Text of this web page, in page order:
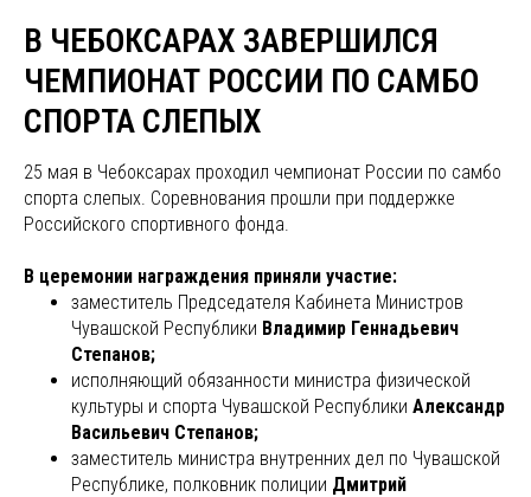
В ЧЕБОКСАРАХ ЗАВЕРШИЛСЯ
ЧЕМПИОНАТ РОССИИ ПО САМБО
СПОРТА СЛЕПЫХ
25 мая в Чебоксарах проходил чемпионат России по самбо
спорта слепых. Соревнования прошли при поддержке
Российского спортивного фонда.
В церемонии награждения приняли участие:
заместитель Председателя Кабинета Министров
Чувашской Республики Владимир Геннадьевич
Степанов;
исполняющий обязанности министра физической
культуры и спорта Чувашской Республики Александр
Васильевич Степанов;
заместитель министра внутренних дел по Чувашской
Республике, полковник полиции Дмитрий